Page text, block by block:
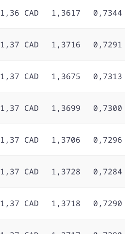
1,36 CAD 1,3617 0,7344
1,37 CAD 1,3716 0,7291
1,37 CAD 1,3675 0,7313
1,37 CAD 1,3699 0,7300
1,37 CAD 1,3706 0,7296
1,37 CAD 1,3728 0,7284
1,37 CAD 1,3718 0,7290